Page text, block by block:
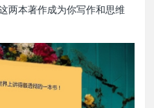
两本著作成为你写作和思维